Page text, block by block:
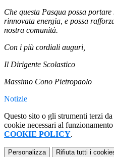
Che questa Pasqua possa
rinnovata energia, e possa
nostra comunità.
Con i più cordiali auguri,
Il Dirigente Scolastico
Massimo Cono Pietropaolo
Notizie
Questo sito o gli strumenti terzi
cookie necessari al
COOKIE POLICY.
Personalizza Rifiuta tutti i